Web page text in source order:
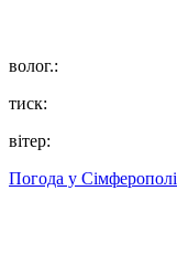
волог.:
тиск:
вітер:
Погода у Сімферополі